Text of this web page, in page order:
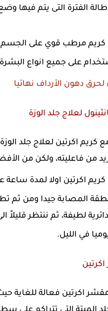
الفترة التى يتم فيها
مرطب قوي على الجسم
على جميع انواع
لحرق دهون الأرداف نهائيا
لعلاج جلد الوزة
كريم اكرتين لعلاج جلد
من فاعليته، ولكن من
اكرتين اولا لمدة ساعة
المصابة جيدا ومن ثم
لطيفة، ثم ننتظر قليلاً
في الليل.
اكرتين فعالة للغاية